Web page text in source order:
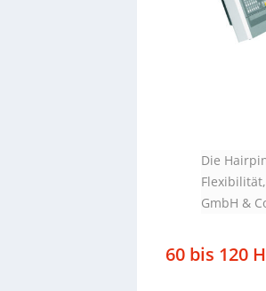
Die
GmbH &
60 bis 120